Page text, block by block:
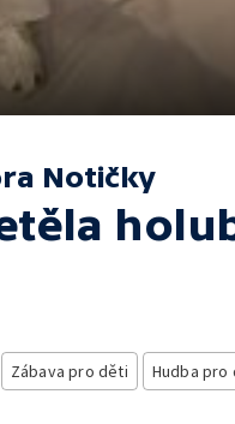
Notičky
Zábava pro děti Hudba pro